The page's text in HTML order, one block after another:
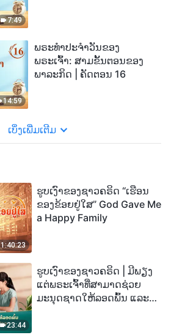
7:49
14:59
ພຣະທຳປະຈຳວັນຂອງ
ພຣະເຈົ້າ: ສາມຂັ້ນຕອນຂອງ
ພາລະກິດ | ຄັດຕອນ 16
ເບິ່ງເພີ່ມເຕີມ
1:40:23
ຮູບເງົາຂອງຊາວຄຣິດ “ເຮືອນ
ຂອງຂ້ອຍຢູ່ໃສ” God Gave Me
a Happy Family
23:44
ຮູບເງົາຂອງຊາວຄຣິດ | ມີພຽງ
ແຕ່ພຣະເຈົ້າທີ່ສາມາດຊ່ວຍ
ມະນຸດຊາດໃຫ້ລອດພົ້ນ ແລະ